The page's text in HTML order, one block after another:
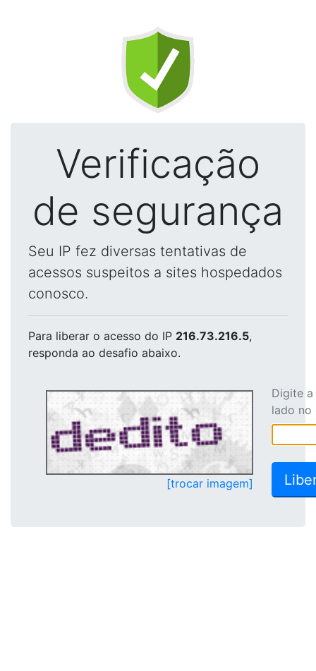
Verificação
de segurança
Seu IP fez diversas tentativas de
acessos suspeitos a sites hospedados
conosco.
Para liberar o acesso do IP 216.73.216.5,
responda ao desafio abaixo.
[trocar imagem]
Digite
lado no